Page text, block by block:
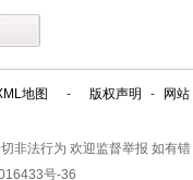
地图 - 版权声明 -
网站
非法行为 欢迎监督举报 如有错
号-36